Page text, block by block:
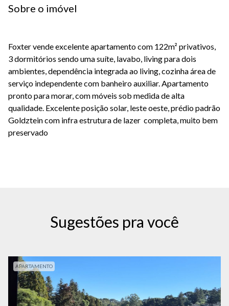
Sobre o imóvel
Foxter vende excelente apartamento com 122m² privativos,
3 dormitórios sendo uma suíte, lavabo, living para dois
ambientes, dependência integrada ao living, cozinha área de
serviço independente com banheiro auxiliar. Apartamento
pronto para morar, com móveis sob medida de alta
qualidade. Excelente posição solar, leste oeste, prédio padrão
Goldztein com infra estrutura de lazer completa, muito bem
preservado
Sugestões pra você
APARTAMENTO